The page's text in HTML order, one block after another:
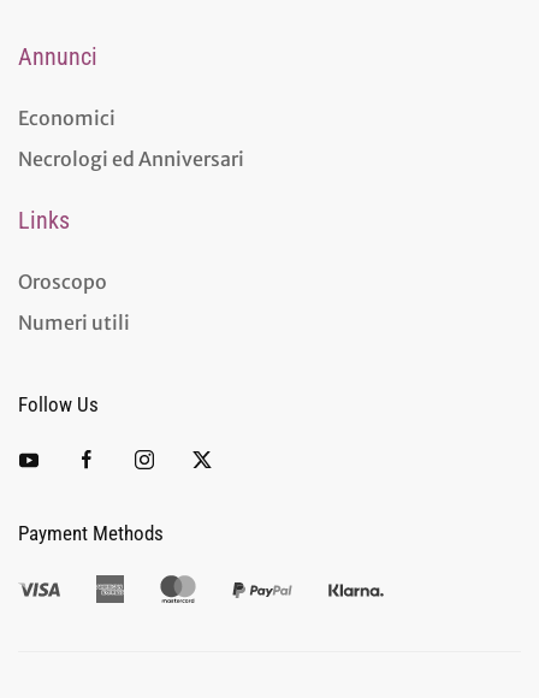
Annunci
Economici
Necrologi ed Anniversari
Links
Oroscopo
Numeri utili
Follow Us
Payment Methods